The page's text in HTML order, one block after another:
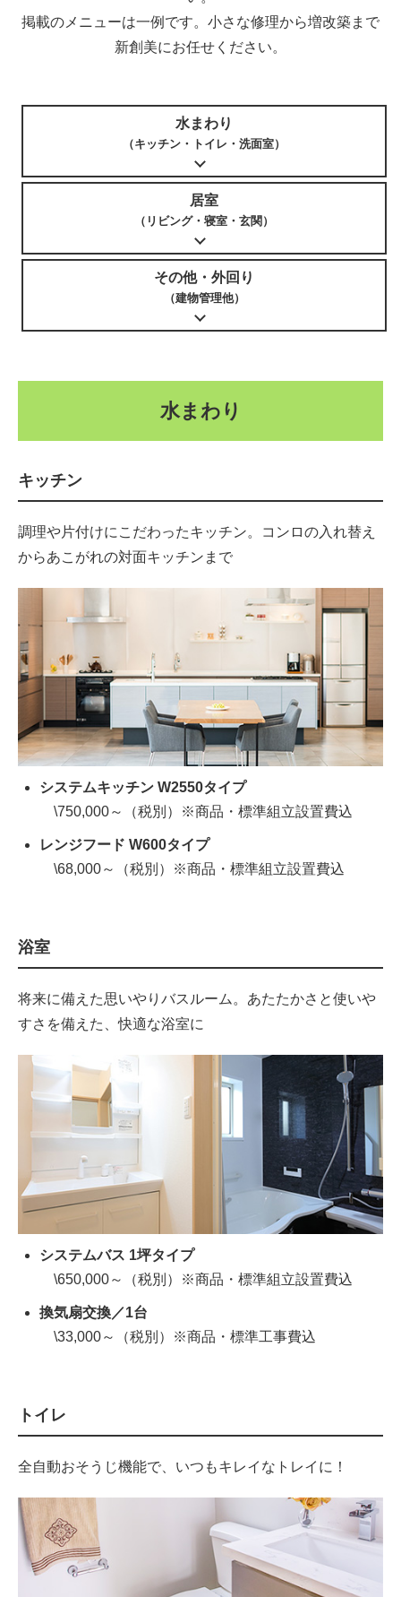
掲載のメニューは一例です。小さな修理から増改築まで
新創美にお任せください。
水まわり
（キッチン・トイレ・洗面室）
居室
（リビング・寝室・玄関）
その他・外回り
（建物管理他）
水まわり
キッチン
調理や片付けにこだわったキッチン。コンロの入れ替え
からあこがれの対面キッチンまで
システムキッチン W2550タイプ
\750,000～（税別）※商品・標準組立設置費込
レンジフード W600タイプ
\68,000～（税別）※商品・標準組立設置費込
浴室
将来に備えた思いやりバスルーム。あたたかさと使いや
すさを備えた、快適な浴室に
システムバス 1坪タイプ
\650,000～（税別）※商品・標準組立設置費込
換気扇交換／1台
\33,000～（税別）※商品・標準工事費込
トイレ
全自動おそうじ機能で、いつもキレイなトレイに！